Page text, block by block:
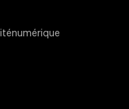
numérique